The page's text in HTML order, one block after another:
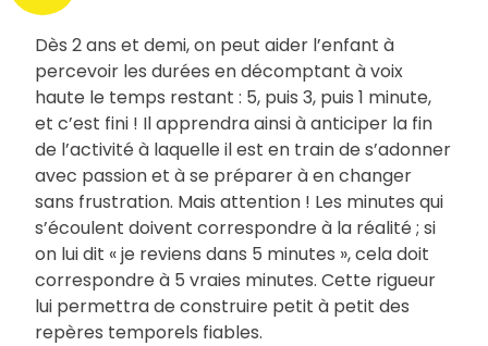
Dès 2 ans et demi, on peut aider l’enfant à
percevoir les durées en décomptant à voix
haute le temps restant : 5, puis 3, puis 1 minute,
et c’est fini ! Il apprendra ainsi à anticiper la fin
de l’activité à laquelle il est en train de s’adonner
avec passion et à se préparer à en changer
sans frustration. Mais attention ! Les minutes qui
s’écoulent doivent correspondre à la réalité ; si
on lui dit « je reviens dans 5 minutes », cela doit
correspondre à 5 vraies minutes. Cette rigueur
lui permettra de construire petit à petit des
repères temporels fiables.